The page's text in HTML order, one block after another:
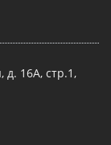
д. 16А, стр.1,